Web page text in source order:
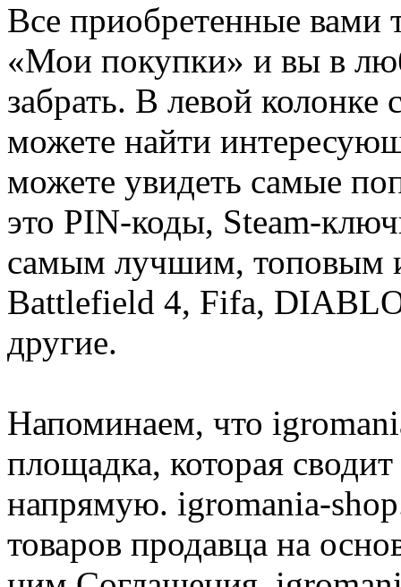
Все приобретенные вами
«Мои покупки» и вы в
забрать. В левой
можете найти
можете увидеть самые
это PIN-коды, Steam-
самым лучшим, топовым
Battlefield 4, Fifa,
другие.
Напоминаем, что
площадка, которая
напрямую. igromania-
товаров продавца на